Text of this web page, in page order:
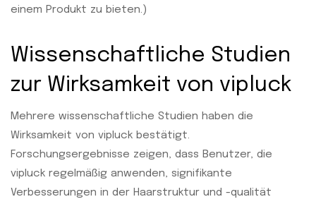
einem Produkt zu bieten.)
Wissenschaftliche Studien
zur Wirksamkeit von vipluck
Mehrere wissenschaftliche Studien haben die
Wirksamkeit von vipluck bestätigt.
Forschungsergebnisse zeigen, dass Benutzer, die
vipluck regelmäßig anwenden, signifikante
Verbesserungen in der Haarstruktur und -qualität